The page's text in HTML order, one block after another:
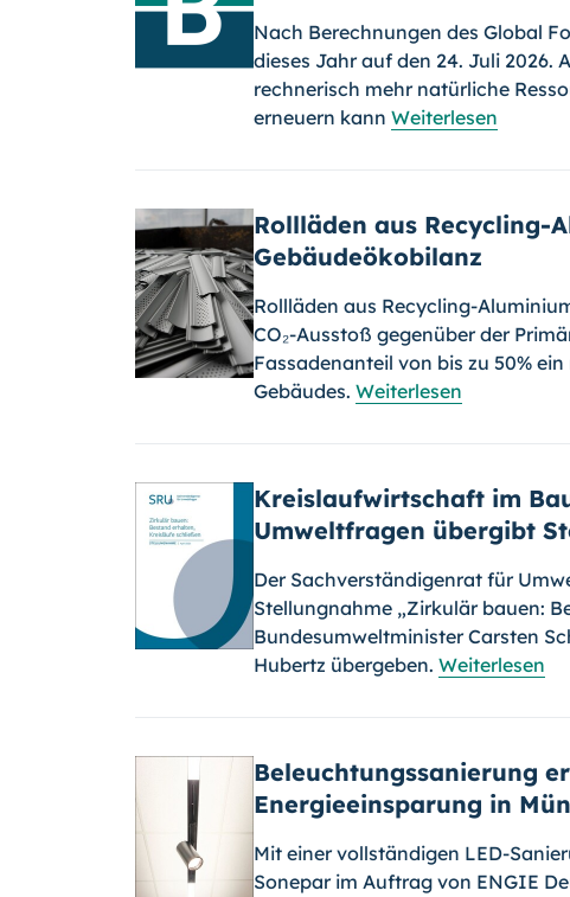
Nach Berechnungen des Global
dieses Jahr auf den 24. Juli 2026.
rechnerisch mehr natürliche
erneuern kann Weiterlesen
Rollläden aus Recycling-
Gebäudeökobilanz
Rollläden aus Recycling-
CO₂-Ausstoß gegenüber der
Fassadenanteil von bis zu 50%
Gebäudes. Weiterlesen
Kreislaufwirtschaft im
Umweltfragen übergibt
Der Sachverständigenrat für
Stellungnahme „Zirkulär bauen:
Bundesumweltminister Carsten
Hubertz übergeben. Weiterlesen
Beleuchtungssanierung
Energieeinsparung in
Mit einer vollständigen LED-
Sonepar im Auftrag von ENGIE